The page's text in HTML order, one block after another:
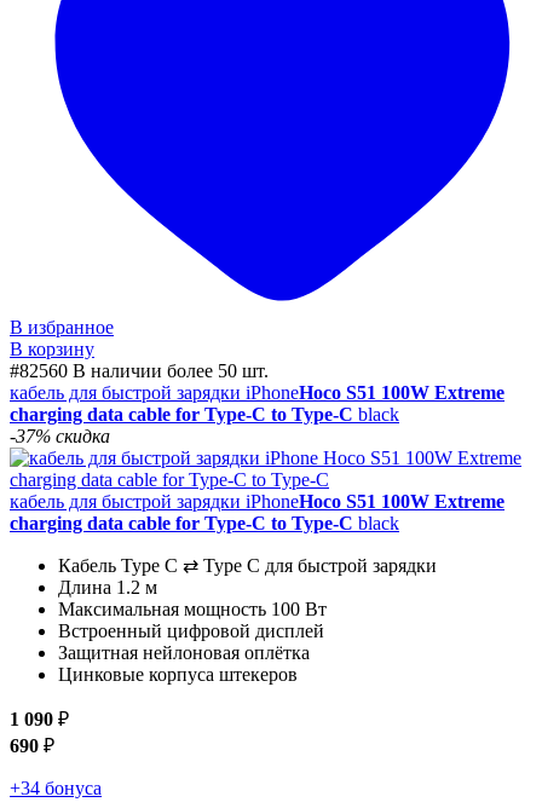
В избранное
В корзину
#82560 В наличии более 50 шт.
кабель для быстрой зарядки iPhoneHoco S51 100W Extreme
charging data cable for Type-C to Type-C black
-37% скидка
кабель для быстрой зарядки iPhoneHoco S51 100W Extreme
charging data cable for Type-C to Type-C black
Кабель Type C ⇄ Type C для быстрой зарядки
Длина 1.2 м
Максимальная мощность 100 Вт
Встроенный цифровой дисплей
Защитная нейлоновая оплётка
Цинковые корпуса штекеров
1 090 ₽
690 ₽
+34 бонуса